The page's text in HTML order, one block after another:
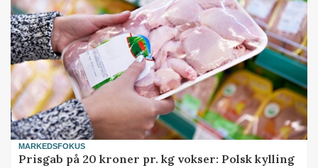
MARKEDSFOKUS
Prisgab på 20 kroner pr. kg vokser: Polsk kylling